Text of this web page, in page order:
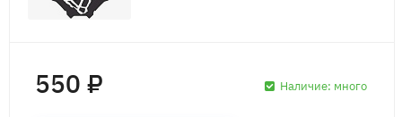
550 ₽ Наличие: много